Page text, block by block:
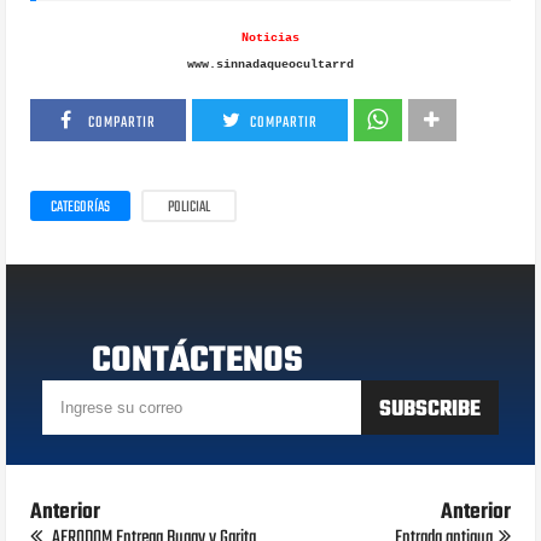
Noticias
www.sinnadaqueocultarrd
COMPARTIR COMPARTIR
CATEGORÍAS POLICIAL
CONTÁCTENOS
Anterior Anterior